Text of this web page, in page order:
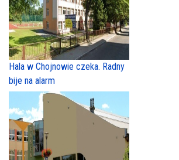
Hala w Chojnowie czeka. Radny
bije na alarm